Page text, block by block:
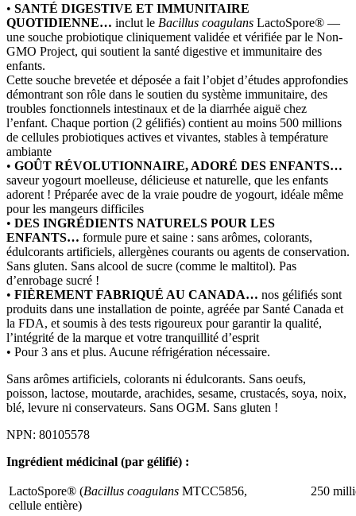
• SANTÉ DIGESTIVE ET IMMUNITAIRE
QUOTIDIENNE… inclut le Bacillus coagulans LactoSpore® —
une souche probiotique cliniquement validée et vérifiée par le Non-
GMO Project, qui soutient la santé digestive et immunitaire des
enfants.
Cette souche brevetée et déposée a fait l’objet d’études approfondies
démontrant son rôle dans le soutien du système immunitaire, des
troubles fonctionnels intestinaux et de la diarrhée aiguë chez
l’enfant. Chaque portion (2 gélifiés) contient au moins 500 millions
de cellules probiotiques actives et vivantes, stables à température
ambiante
• GOÛT RÉVOLUTIONNAIRE, ADORÉ DES ENFANTS…
saveur yogourt moelleuse, délicieuse et naturelle, que les enfants
adorent ! Préparée avec de la vraie poudre de yogourt, idéale même
pour les mangeurs difficiles
• DES INGRÉDIENTS NATURELS POUR LES
ENFANTS… formule pure et saine : sans arômes, colorants,
édulcorants artificiels, allergènes courants ou agents de conservation.
Sans gluten. Sans alcool de sucre (comme le maltitol). Pas
d’enrobage sucré !
• FIÈREMENT FABRIQUÉ AU CANADA… nos gélifiés sont
produits dans une installation de pointe, agréée par Santé Canada et
la FDA, et soumis à des tests rigoureux pour garantir la qualité,
l’intégrité de la marque et votre tranquillité d’esprit
• Pour 3 ans et plus. Aucune réfrigération nécessaire.
Sans arômes artificiels, colorants ni édulcorants. Sans oeufs,
poisson, lactose, moutarde, arachides, sesame, crustacés, soya, noix,
blé, levure ni conservateurs. Sans OGM. Sans gluten !
NPN: 80105578
Ingrédient médicinal (par gélifié) :
LactoSpore® (Bacillus coagulans MTCC5856,
cellule entière)
250